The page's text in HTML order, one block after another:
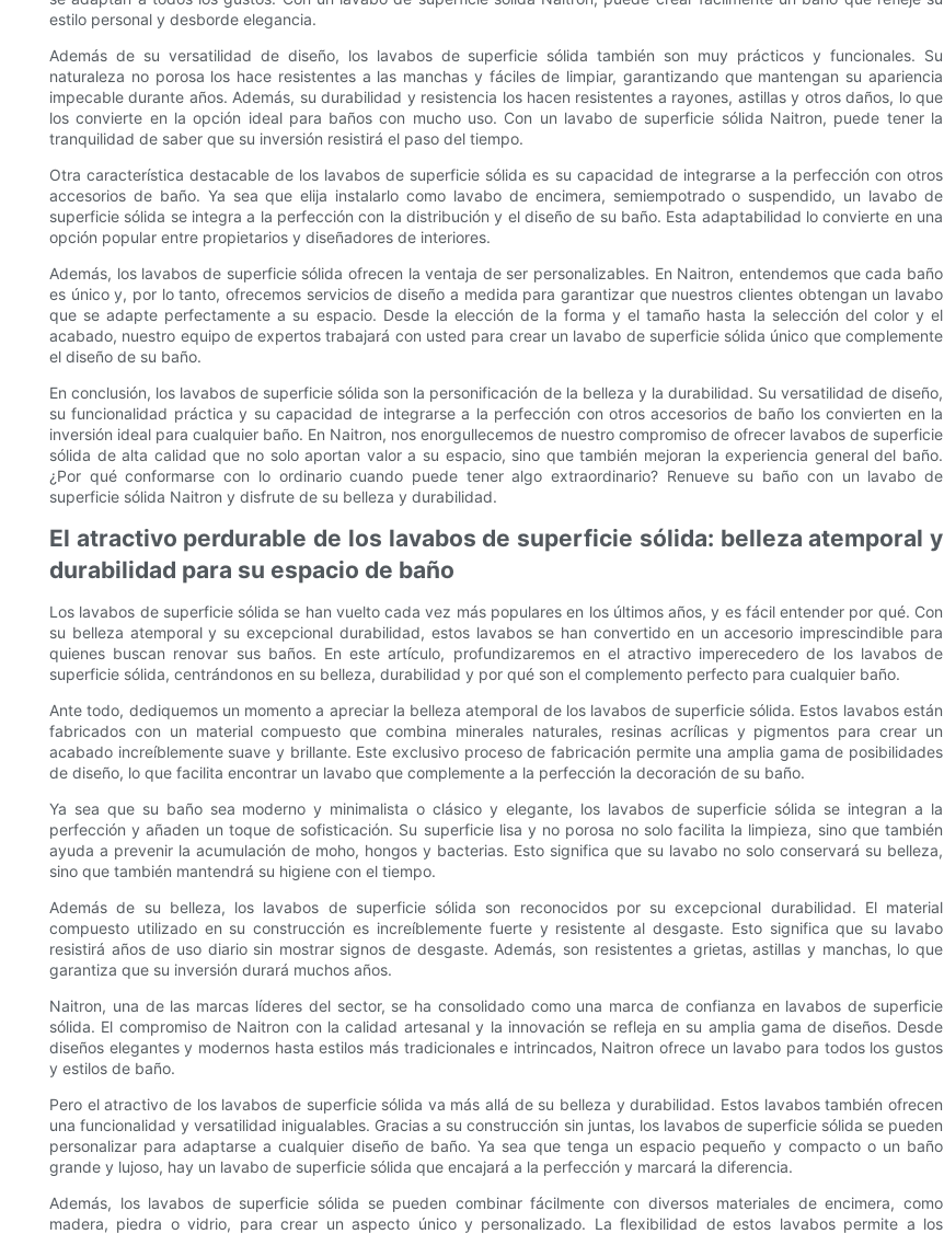
estilo personal y desborde elegancia.
Además de su versatilidad de diseño, los lavabos de superficie sólida también son muy prácticos y funcionales. Su
naturaleza no porosa los hace resistentes a las manchas y fáciles de limpiar, garantizando que mantengan su apariencia
impecable durante años. Además, su durabilidad y resistencia los hacen resistentes a rayones, astillas y otros daños, lo que
los convierte en la opción ideal para baños con mucho uso. Con un lavabo de superficie sólida Naitron, puede tener la
tranquilidad de saber que su inversión resistirá el paso del tiempo.
Otra característica destacable de los lavabos de superficie sólida es su capacidad de integrarse a la perfección con otros
accesorios de baño. Ya sea que elija instalarlo como lavabo de encimera, semiempotrado o suspendido, un lavabo de
superficie sólida se integra a la perfección con la distribución y el diseño de su baño. Esta adaptabilidad lo convierte en una
opción popular entre propietarios y diseñadores de interiores.
Además, los lavabos de superficie sólida ofrecen la ventaja de ser personalizables. En Naitron, entendemos que cada baño
es único y, por lo tanto, ofrecemos servicios de diseño a medida para garantizar que nuestros clientes obtengan un lavabo
que se adapte perfectamente a su espacio. Desde la elección de la forma y el tamaño hasta la selección del color y el
acabado, nuestro equipo de expertos trabajará con usted para crear un lavabo de superficie sólida único que complemente
el diseño de su baño.
En conclusión, los lavabos de superficie sólida son la personificación de la belleza y la durabilidad. Su versatilidad de diseño,
su funcionalidad práctica y su capacidad de integrarse a la perfección con otros accesorios de baño los convierten en la
inversión ideal para cualquier baño. En Naitron, nos enorgullecemos de nuestro compromiso de ofrecer lavabos de superficie
sólida de alta calidad que no solo aportan valor a su espacio, sino que también mejoran la experiencia general del baño.
¿Por qué conformarse con lo ordinario cuando puede tener algo extraordinario? Renueve su baño con un lavabo de
superficie sólida Naitron y disfrute de su belleza y durabilidad.
El atractivo perdurable de los lavabos de superficie sólida: belleza atemporal y
durabilidad para su espacio de baño
Los lavabos de superficie sólida se han vuelto cada vez más populares en los últimos años, y es fácil entender por qué. Con
su belleza atemporal y su excepcional durabilidad, estos lavabos se han convertido en un accesorio imprescindible para
quienes buscan renovar sus baños. En este artículo, profundizaremos en el atractivo imperecedero de los lavabos de
superficie sólida, centrándonos en su belleza, durabilidad y por qué son el complemento perfecto para cualquier baño.
Ante todo, dediquemos un momento a apreciar la belleza atemporal de los lavabos de superficie sólida. Estos lavabos están
fabricados con un material compuesto que combina minerales naturales, resinas acrílicas y pigmentos para crear un
acabado increíblemente suave y brillante. Este exclusivo proceso de fabricación permite una amplia gama de posibilidades
de diseño, lo que facilita encontrar un lavabo que complemente a la perfección la decoración de su baño.
Ya sea que su baño sea moderno y minimalista o clásico y elegante, los lavabos de superficie sólida se integran a la
perfección y añaden un toque de sofisticación. Su superficie lisa y no porosa no solo facilita la limpieza, sino que también
ayuda a prevenir la acumulación de moho, hongos y bacterias. Esto significa que su lavabo no solo conservará su belleza,
sino que también mantendrá su higiene con el tiempo.
Además de su belleza, los lavabos de superficie sólida son reconocidos por su excepcional durabilidad. El material
compuesto utilizado en su construcción es increíblemente fuerte y resistente al desgaste. Esto significa que su lavabo
resistirá años de uso diario sin mostrar signos de desgaste. Además, son resistentes a grietas, astillas y manchas, lo que
garantiza que su inversión durará muchos años.
Naitron, una de las marcas líderes del sector, se ha consolidado como una marca de confianza en lavabos de superficie
sólida. El compromiso de Naitron con la calidad artesanal y la innovación se refleja en su amplia gama de diseños. Desde
diseños elegantes y modernos hasta estilos más tradicionales e intrincados, Naitron ofrece un lavabo para todos los gustos
y estilos de baño.
Pero el atractivo de los lavabos de superficie sólida va más allá de su belleza y durabilidad. Estos lavabos también ofrecen
una funcionalidad y versatilidad inigualables. Gracias a su construcción sin juntas, los lavabos de superficie sólida se pueden
personalizar para adaptarse a cualquier diseño de baño. Ya sea que tenga un espacio pequeño y compacto o un baño
grande y lujoso, hay un lavabo de superficie sólida que encajará a la perfección y marcará la diferencia.
Además, los lavabos de superficie sólida se pueden combinar fácilmente con diversos materiales de encimera, como
madera, piedra o vidrio, para crear un aspecto único y personalizado. La flexibilidad de estos lavabos permite a los